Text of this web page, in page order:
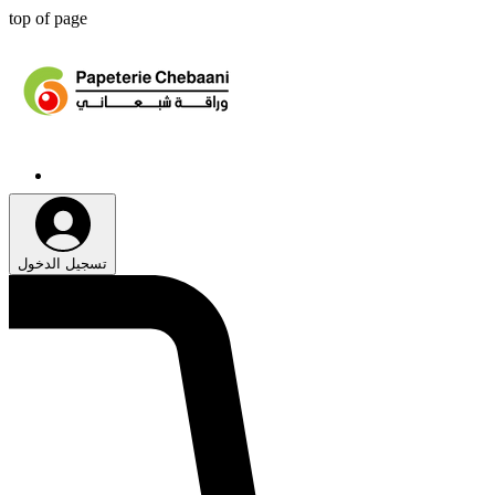
top of page
تسجيل الدخول